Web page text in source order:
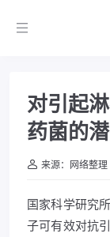
对引起
药菌的
来源：网络整理
国家科学研究
子可有效对抗